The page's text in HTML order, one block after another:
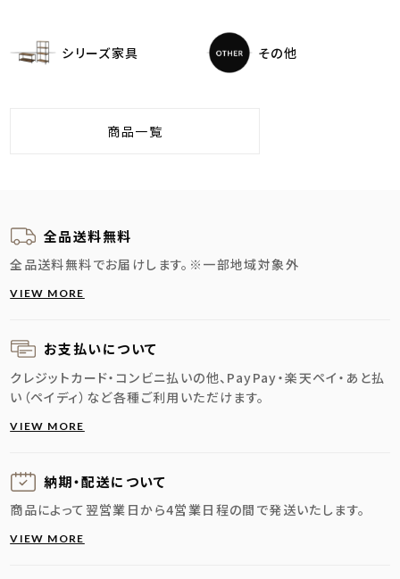
シリーズ家具 その他
商品一覧
全品送料無料
全品送料無料でお届けします。 ※一部地域対象外
VIEW MORE
お支払いについて
クレジットカード・コンビニ払いの他、PayPay・楽天ペイ・あと払
い（ペイディ）など各種ご利用いただけます。
VIEW MORE
納期・配送に ついて
商品によって翌営業日から4営業日程の間で発送いたします。
VIEW MORE